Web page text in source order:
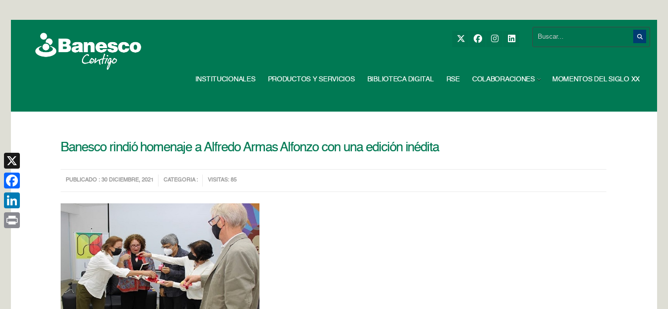
INSTITUCIONALES PRODUCTOS Y SERVICIOS BIBLIOTECA DIGITAL RSE COLABORACIONES MOMENTOS DEL SIGLO XX
Banesco rindió homenaje a Alfredo Armas Alfonzo con una edición inédita
PUBLICADO : 30 DICIEMBRE, 2021 CATEGORIA : VISITAS: 85
X
Facebook
LinkedIn